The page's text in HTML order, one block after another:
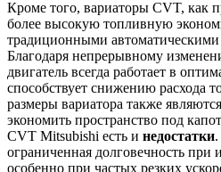
Кроме того, вариаторы CVT, как
более высокую топливную
традиционными автоматическими
Благодаря непрерывному
двигатель всегда работает в
способствует снижению расхода
размеры вариатора также
экономить пространство под
CVT Mitsubishi есть и недостатки
ограниченная долговечность при
особенно при частых резких